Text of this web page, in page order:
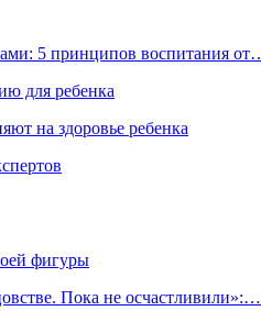
5 принципов воспитания
для ребенка
на здоровье ребенка
фигуры
Пока не осчастливили»:…